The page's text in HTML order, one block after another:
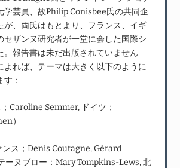
学芸員、故Philip Conisbee氏の共同企
が、両氏はもとより、フランス、イギ
セザンヌ研究者が一堂に会した国際シ
。報告書は未だ出版されていません
よれば、テーマは大きく以下のように
：
Caroline Semmer, ドイツ；
）
ンス；Denis Coutagne, Gérard
ーヌブロー：Mary Tompkins-Lews, 北